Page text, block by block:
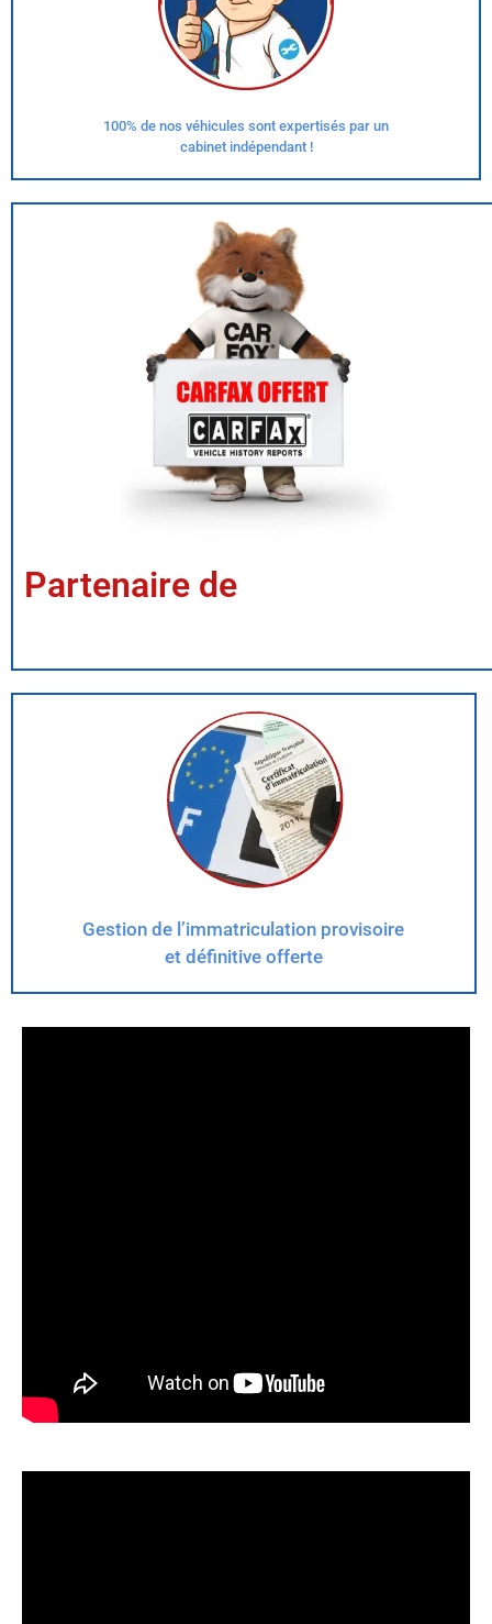
100% de nos véhicules sont expertisés par un
cabinet indépendant !
Partenaire de
Gestion de l’immatriculation provisoire
et définitive offerte